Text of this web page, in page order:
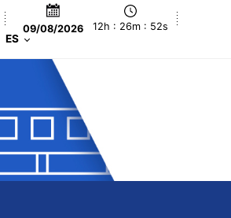
09/08/2026 12h : 26m : 53s
ES